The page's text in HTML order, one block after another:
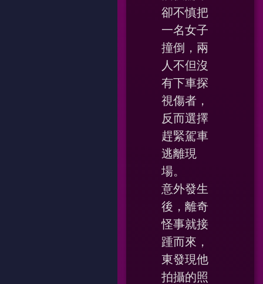
卻不慎把
一名女子
撞倒，兩
人不但沒
有下車探
視傷者，
反而選擇
趕緊駕車
逃離現
場。
意外發生
後，離奇
怪事就接
踵而來，
東發現他
拍攝的照